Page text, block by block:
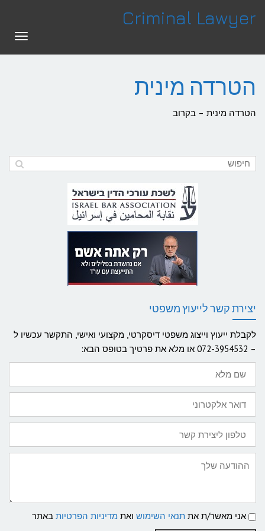
Criminal Lawyer
הטרדה מינית
הטרדה מינית – בקרוב
יצירת קשר לייעוץ משפטי
לקבלת ייעוץ וייצוג משפטי דיסקרטי, מקצועי ואישי, התקשר עכשיו ל
– 072-3954532 או מלא את פרטיך בטופס הבא:
שם
מלא
דואר
אלקטרוני
טלפון
ליצירת
קשר:
ההודעה
שלך
תנאי
שימוש
אני מאשר/ת את תנאי השימוש ואת מדיניות הפרטיות באתר